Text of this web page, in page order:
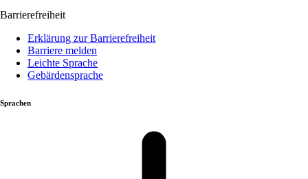
Barrierefreiheit
Erklärung zur Barrierefreiheit
Barriere melden
Leichte Sprache
Gebärdensprache
Sprachen